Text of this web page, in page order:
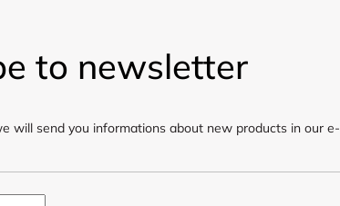
to newsletter
will send you informations about new products in our e-